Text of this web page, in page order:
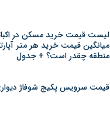
میانگین قیمت خرید هر متر
منطقه چقدر است؟ + جدول
قیمت سرویس پکیج شوفاژ دیواری